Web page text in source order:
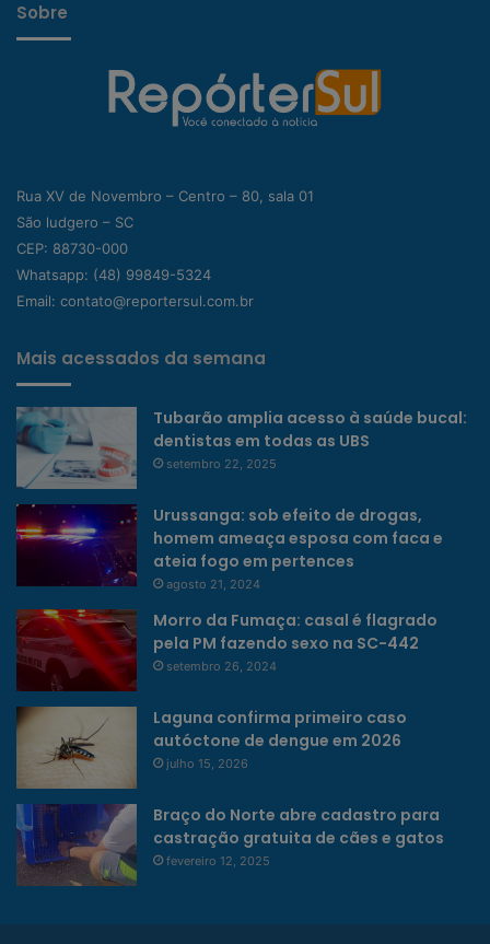
Sobre
Rua XV de Novembro – Centro – 80, sala 01
São ludgero – SC
CEP: 88730-000
Whatsapp: (48) 99849-5324
Email: contato@reportersul.com.br
Mais acessados da semana
Tubarão amplia acesso à saúde bucal:
dentistas em todas as UBS
setembro 22, 2025
Urussanga: sob efeito de drogas,
homem ameaça esposa com faca e
ateia fogo em pertences
agosto 21, 2024
Morro da Fumaça: casal é flagrado
pela PM fazendo sexo na SC-442
setembro 26, 2024
Laguna confirma primeiro caso
autóctone de dengue em 2026
julho 15, 2026
Braço do Norte abre cadastro para
castração gratuita de cães e gatos
fevereiro 12, 2025